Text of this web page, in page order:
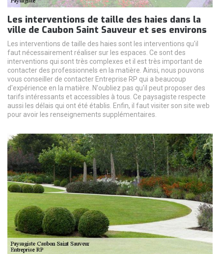
Les interventions de taille des haies dans la
ville de Caubon Saint Sauveur et ses environs
Les interventions de taille des haies sont les interventions qu'il
faut nécessairement réaliser sur les espaces. Ce sont des
interventions qui sont très complexes et il est très important de
contacter des professionnels en la matière. Ainsi, nous pouvons
vous conseiller de contacter Entreprise RP qui a beaucoup
d'expérience en la matière. N'oubliez pas qu'il peut proposer des
tarifs intéressants et accessibles à tous. Ce paysagiste respecte
aussi les délais qui ont été établis. Enfin, il faut visiter son site web
pour avoir les renseignements supplémentaires.